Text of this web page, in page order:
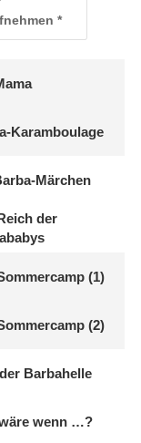
Karamboulage
Märchen
der
(1)
(2)
Barbahelle
wenn …?